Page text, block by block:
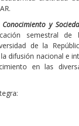
Conocimiento y
semestral de
de la
difusión nacional e
en las